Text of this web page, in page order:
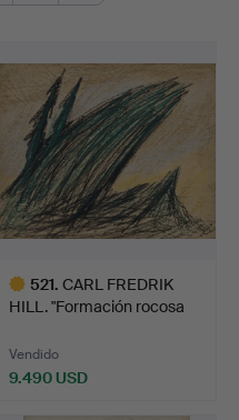
521. CARL FREDRIK
HILL. "Formación rocosa
Vendido
9.490 USD